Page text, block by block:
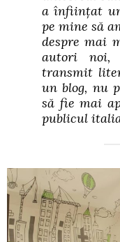
a înființat
pe mine să
despre mai
autori noi,
transmit
un blog, nu
să fie mai
publicul